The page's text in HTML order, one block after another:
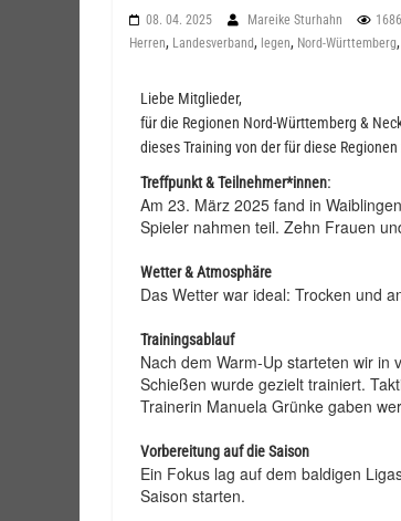
08. 04. 2025 Mareike Sturhahn
Herren, Landesverband, legen, Nord-Württemberg,
Liebe Mitglieder,
für die Regionen Nord-Württemberg &
dieses Training von der für diese
Treffpunkt & Teilnehmer*innen:
Am 23. März 2025 fand in
Spieler nahmen teil. Zehn Frauen
Wetter & Atmosphäre
Das Wetter war ideal: Trocken und
Trainingsablauf
Nach dem Warm-Up starteten wir
Schießen wurde gezielt trainiert.
Trainerin Manuela Grünke gaben
Vorbereitung auf die Saison
Ein Fokus lag auf dem baldigen
Saison starten.